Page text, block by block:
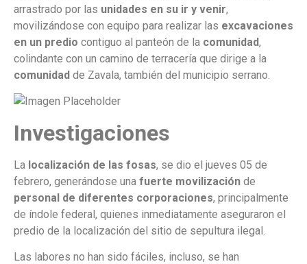
arrastrado por las unidades en su ir y venir,
movilizándose con equipo para realizar las excavaciones
en un predio contiguo al panteón de la comunidad,
colindante con un camino de terracería que dirige a la
comunidad de Zavala, también del municipio serrano.
Investigaciones
La localización de las fosas, se dio el jueves 05 de
febrero, generándose una fuerte movilización de
personal de diferentes corporaciones, principalmente
de índole federal, quienes inmediatamente aseguraron el
predio de la localización del sitio de sepultura ilegal.
Las labores no han sido fáciles, incluso, se han